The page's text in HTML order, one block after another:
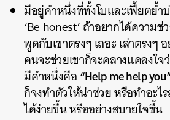
มีอยู่คำหนึ่งที่ทั้งโบและเฟี้ยตย้
‘Be honest’ ถ้าอยากได้ความ
พูดกับเขาตรงๆ เถอะ เล่าตรงๆ
คนจะช่วยเขาก็จะคลางแคลงใ
มีคำหนึ่งคือ“Help me help
ก็จงทำตัวให้น่าช่วย หรือทำอะไร
ได้ง่ายขึ้น หรืออย่างสบายใจขึ้น